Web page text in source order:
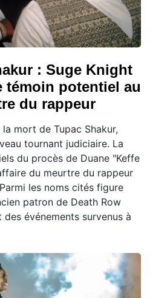
: Suge Knight
témoin potentiel au
du rappeur
mort de Tupac Shakur,
tournant judiciaire. La
du procès de Duane "Keffe
du meurtre du rappeur
les noms cités figure
patron de Death Row
événements survenus à